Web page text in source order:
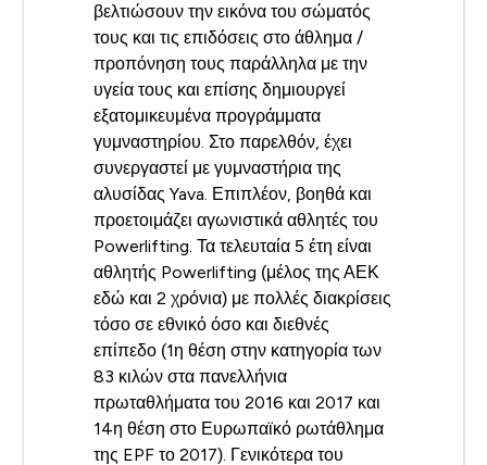
βελτιώσουν την εικόνα του σώματός
τους και τις επιδόσεις στο άθλημα /
προπόνηση τους παράλληλα με την
υγεία τους και επίσης δημιουργεί
εξατομικευμένα προγράμματα
γυμναστηρίου. Στο παρελθόν, έχει
συνεργαστεί με γυμναστήρια της
αλυσίδας Yava. Επιπλέον, βοηθά και
προετοιμάζει αγωνιστικά αθλητές του
Powerlifting. Τα τελευταία 5 έτη είναι
αθλητής Powerlifting (μέλος της ΑΕΚ
εδώ και 2 χρόνια) με πολλές διακρίσεις
τόσο σε εθνικό όσο και διεθνές
επίπεδο (1η θέση στην κατηγορία των
83 κιλών στα πανελλήνια
πρωταθλήματα του 2016 και 2017 και
14η θέση στο Ευρωπαϊκό ρωτάθλημα
της EPF το 2017). Γενικότερα του